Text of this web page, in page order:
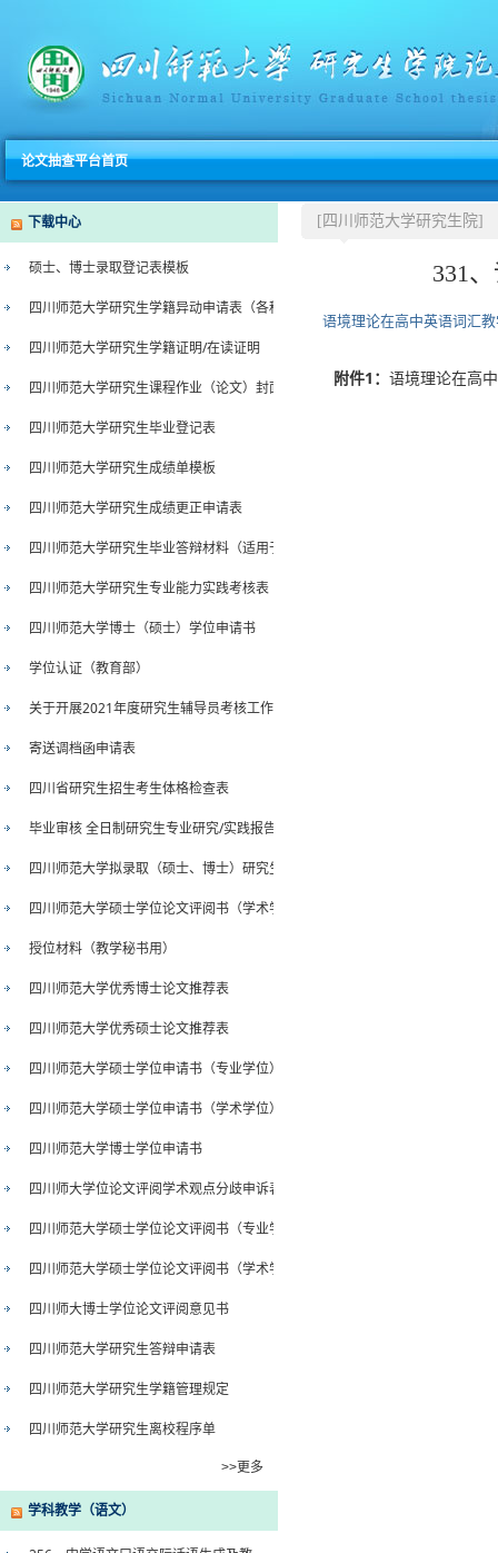
论文抽查平台首页
下载中心
硕士、博士录取登记表模板
四川师范大学研究生学籍异动申请表（各种类型）
四川师范大学研究生学籍证明/在读证明
四川师范大学研究生课程作业（论文）封面
四川师范大学研究生毕业登记表
四川师范大学研究生成绩单模板
四川师范大学研究生成绩更正申请表
四川师范大学研究生毕业答辩材料（适用于单独申请毕业证）
四川师范大学研究生专业能力实践考核表
四川师范大学博士（硕士）学位申请书
学位认证（教育部）
关于开展2021年度研究生辅导员考核工作的通知
寄送调档函申请表
四川省研究生招生考生体格检查表
毕业审核 全日制研究生专业研究/实践报告
四川师范大学拟录取（硕士、博士）研究生档案审查意见表
四川师范大学硕士学位论文评阅书（学术学位）
授位材料（教学秘书用）
四川师范大学优秀博士论文推荐表
四川师范大学优秀硕士论文推荐表
四川师范大学硕士学位申请书（专业学位）
四川师范大学硕士学位申请书（学术学位）
四川师范大学博士学位申请书
四川师大学位论文评阅学术观点分歧申诉表
四川师范大学硕士学位论文评阅书（专业学位）
四川师范大学硕士学位论文评阅书（学术学位）
四川师大博士学位论文评阅意见书
四川师范大学研究生答辩申请表
四川师范大学研究生学籍管理规定
四川师范大学研究生离校程序单
>>更多
学科教学（语文）
[四川师范大学研究生院]
331
语境理论在高中英语词汇
附件1： 语境理论在高